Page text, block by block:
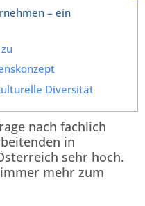
– ein
Diversität
nach fachlich
in
sehr hoch.
mehr zum